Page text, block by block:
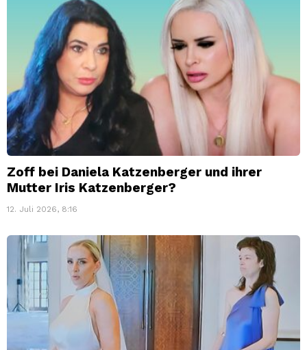
Zoff bei Daniela Katzenberger und ihrer
Mutter Iris Katzenberger?
12. Juli 2026, 8:16